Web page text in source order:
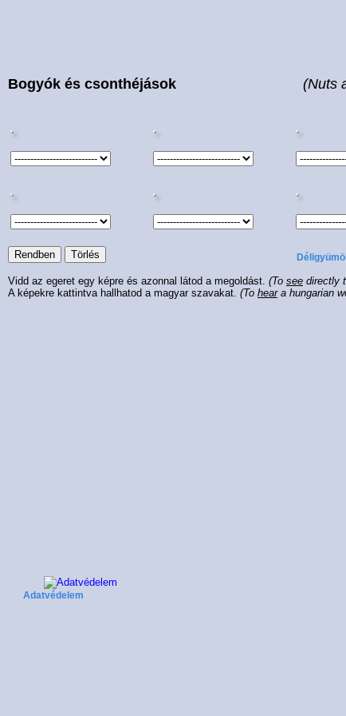
Bogyók és csonthéjások (Nuts
Vidd az egeret egy képre és azonnal látod a megoldást. (To see directly
A képekre kattintva hallhatod a magyar szavakat. (To heara hungarian
Adatvédelem